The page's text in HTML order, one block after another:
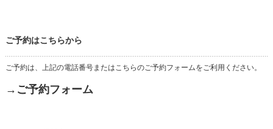
ご予約はこちらから
ご予約は、上記の電話番号またはこちらのご予約フォームをご利用ください。
→ご予約フォーム